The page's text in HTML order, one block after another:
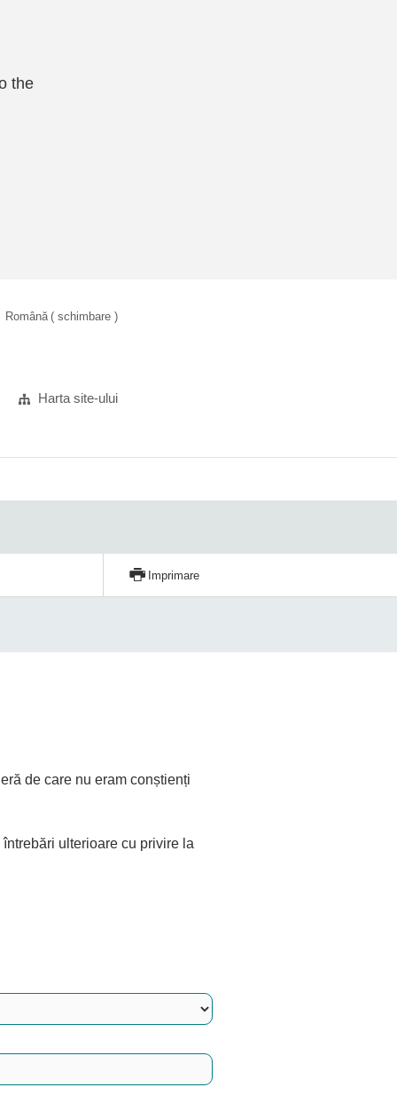
the
Română ( schimbare )
Harta site-ului
Imprimare
de care nu eram conștienți
ulterioare cu privire la